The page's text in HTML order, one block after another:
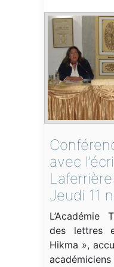
avec
Jeudi 11
L’Académie
des lettres
Hikma »,